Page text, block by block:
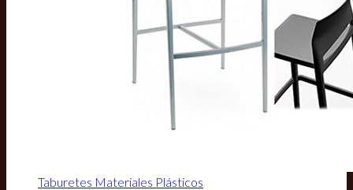
Taburetes Materiales Plásticos